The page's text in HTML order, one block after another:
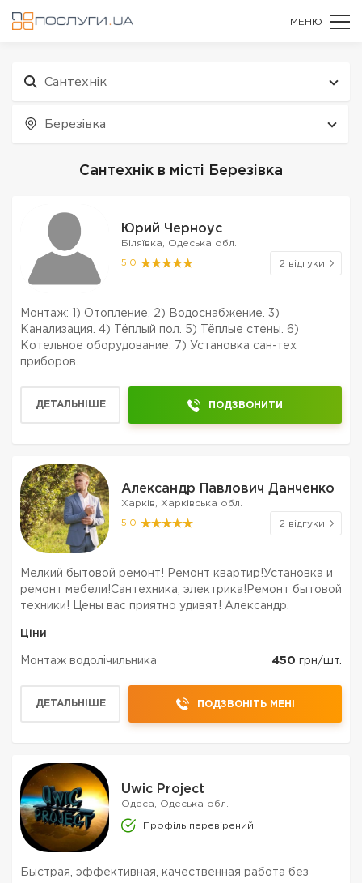
МЕНЮ
Сантехнік
Березівка
Сантехнік в місті Березівка
Юрий Черноус
Біляївка, Одеська обл.
5.0 2 відгуки
Монтаж: 1) Отопление. 2) Водоснабжение. 3)
Канализация. 4) Тёплый пол. 5) Тёплые стены. 6)
Котельное оборудование. 7) Установка сан-тех
приборов.
ДЕТАЛЬНІШЕ ПОДЗВОНИТИ
Александр Павлович Данченко
Харків, Харківська обл.
5.0 2 відгуки
Мелкий бытовой ремонт! Ремонт квартир!Установка и
ремонт мебели!Сантехника, электрика!Ремонт бытовой
техники! Цены вас приятно удивят! Александр.
Ціни
Монтаж водолічильника 450 грн/шт.
ДЕТАЛЬНІШЕ ПОДЗВОНІТЬ МЕНІ
Uwic Project
Одеса, Одеська обл.
Профіль перевірений
Быстрая, эффективная, качественная работа без